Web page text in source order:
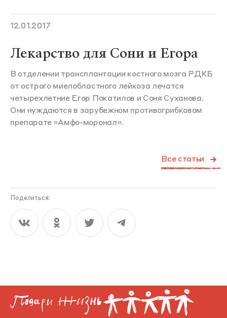
12.01.2017
Лекарство для Сони и Егора
В отделении трансплантации костного мозга РДКБ
от острого миелобластного лейкоза лечатся
четырехлетние Егор Покатилов и Соня Суханова.
Они нуждаются в зарубежном противогрибковом
препарате «Амфо-моронал».
Все статьи
Поделиться: